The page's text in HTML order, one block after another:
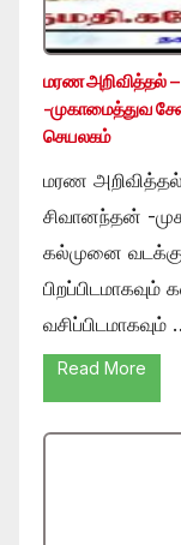
மரண அறிவித்தல் –
-முகாமைத்துவ
செயலகம்
மரண அறிவித்தல்
சிவானந்தன் -
கல்முனை
வசிப்பிடமாகவும்
Read More